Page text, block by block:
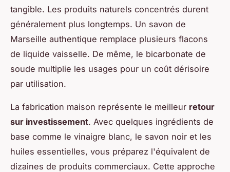
tangible. Les produits naturels concentrés durent
généralement plus longtemps. Un savon de
Marseille authentique remplace plusieurs flacons
de liquide vaisselle. De même, le bicarbonate de
soude multiplie les usages pour un coût dérisoire
par utilisation.
La fabrication maison représente le meilleur retour
sur investissement. Avec quelques ingrédients de
base comme le vinaigre blanc, le savon noir et les
huiles essentielles, vous préparez l'équivalent de
dizaines de produits commerciaux. Cette approche